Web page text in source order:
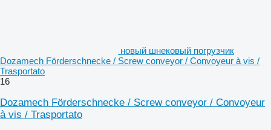
новый шнековый погрузчик
Dozamech Förderschnecke / Screw conveyor / Convoyeur à vis /
Trasportato
16
Dozamech Förderschnecke / Screw conveyor / Convoyeur
à vis / Trasportato